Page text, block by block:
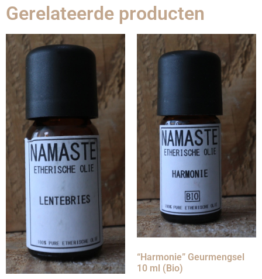
Gerelateerde producten
“Harmonie” Geurmengsel
10 ml (Bio)